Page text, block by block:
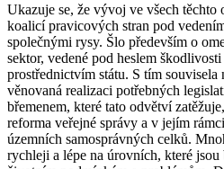
Ukazuje se, že vývoj ve všech těchto
koalicí pravicových stran pod
společnými rysy. Šlo především o
sektor, vedené pod heslem
prostřednictvím státu. S tím souvisela
věnovaná realizaci potřebných
břemenem, které tato odvětví
reforma veřejné správy a v jejím
územních samosprávných celků.
rychleji a lépe na úrovních, které